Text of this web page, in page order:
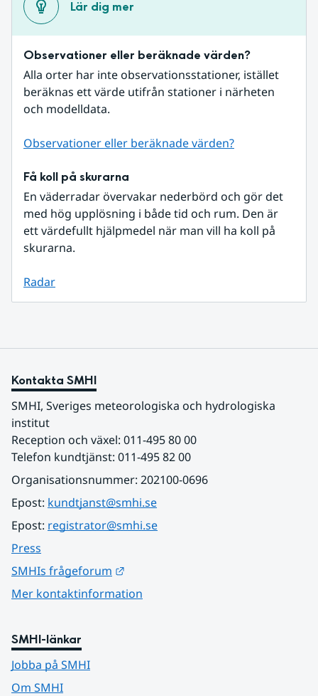
Lär dig mer
Observationer eller beräknade värden?
Alla orter har inte observationsstationer, istället
beräknas ett värde utifrån stationer i närheten
och modelldata.
Observationer eller beräknade värden?
Få koll på skurarna
En väderradar övervakar nederbörd och gör det
med hög upplösning i både tid och rum. Den är
ett värdefullt hjälpmedel när man vill ha koll på
skurarna.
Radar
Kontakta SMHI
SMHI, Sveriges meteorologiska och hydrologiska
institut
Reception och växel: 011-495 80 00
Telefon kundtjänst: 011-495 82 00
Organisationsnummer: 202100-0696
Epost: kundtjanst@smhi.se
Epost: registrator@smhi.se
Press
SMHIs frågeforum
Mer kontaktinformation
SMHI-länkar
Jobba på SMHI
Om SMHI